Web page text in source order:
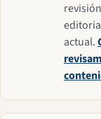
revisión
actual.